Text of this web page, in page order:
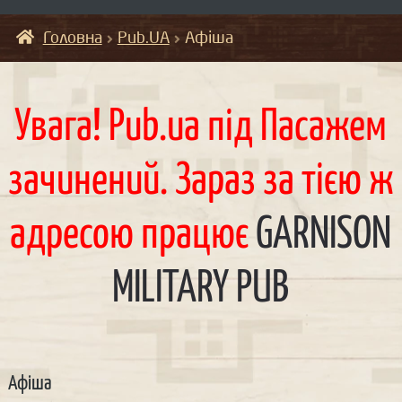
Головна Pub.UA Афіша
Увага! Pub.ua під Пасажем
зачинений. Зараз за тією ж
адресою працюєGARNISON
MILITARY PUB
Афіша